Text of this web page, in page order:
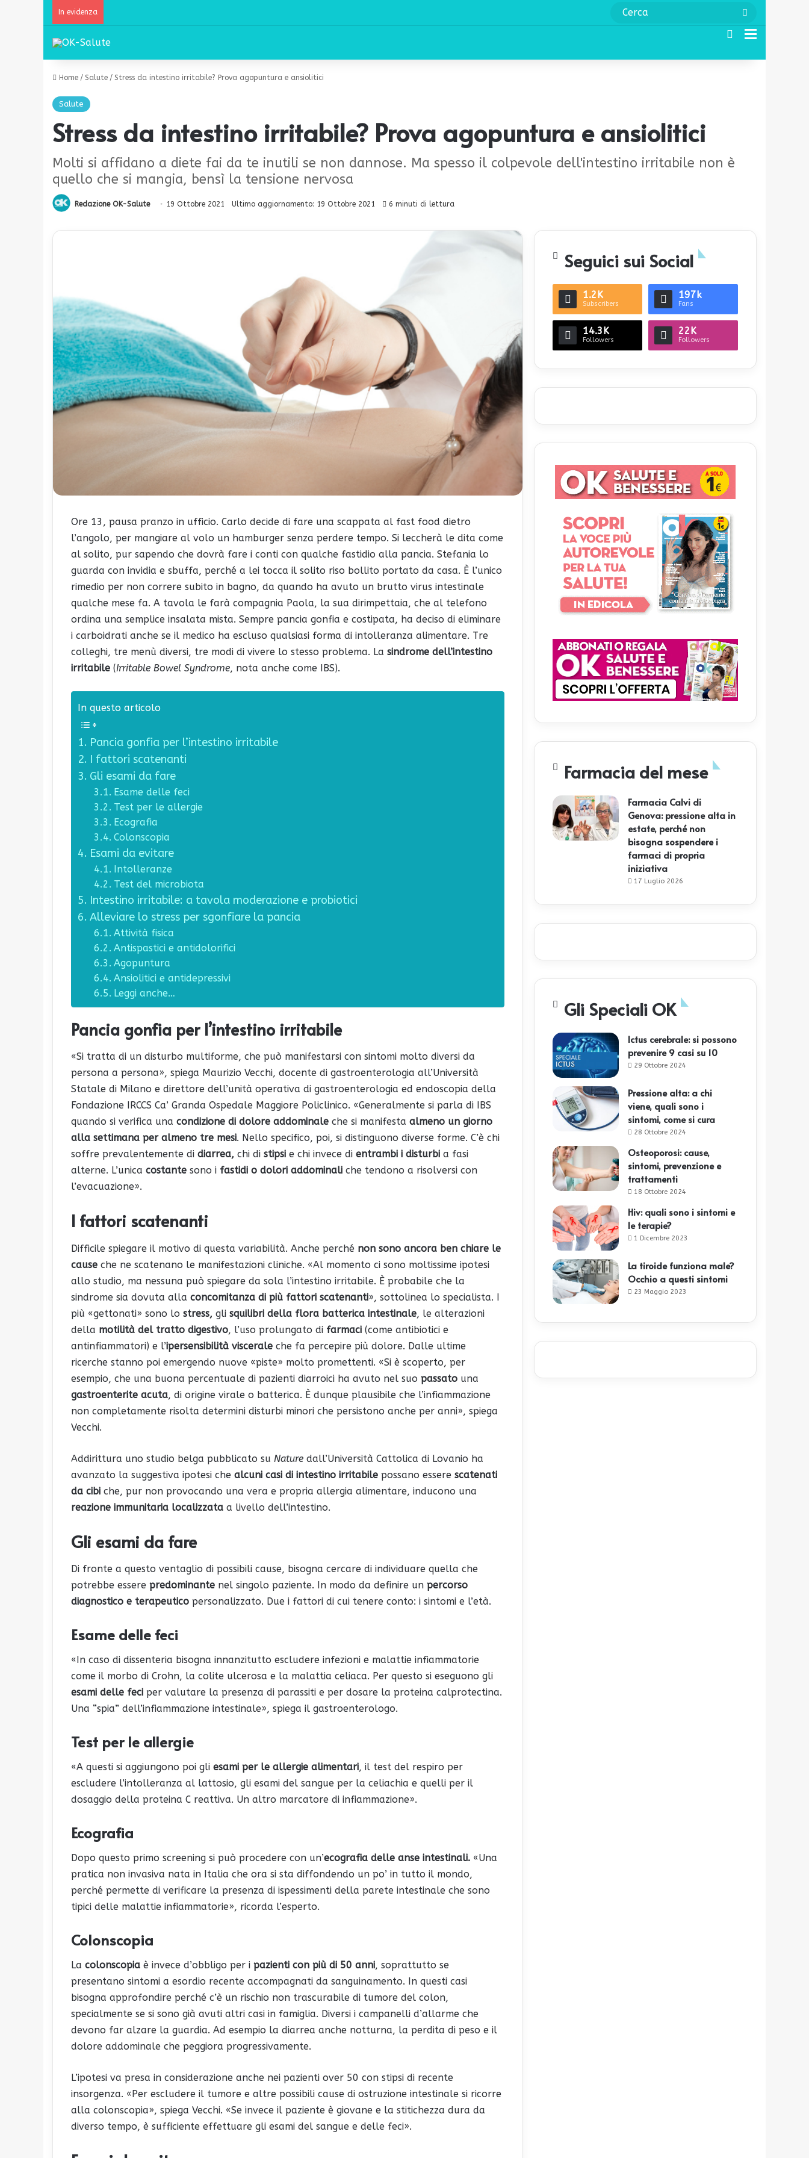
In evidenza
Cerca
Home / Salute / Stress da intestino irritabile? Prova agopuntura e ansiolitici
Salute
Stress da intestino irritabile? Prova agopuntura e ansiolitici
Molti si affidano a diete fai da te inutili se non dannose. Ma spesso il colpevole dell'intestino irritabile non è
quello che si mangia, bensì la tensione nervosa
Redazione OK-Salute 19 Ottobre 2021 Ultimo aggiornamento: 19 Ottobre 2021 6 minuti di lettura
Ore 13, pausa pranzo in ufficio. Carlo decide di fare una scappata al fast food dietro
l’angolo, per mangiare al volo un hamburger senza perdere tempo. Si leccherà le dita come
al solito, pur sapendo che dovrà fare i conti con qualche fastidio alla pancia. Stefania lo
guarda con invidia e sbuffa, perché a lei tocca il solito riso bollito portato da casa. È l’unico
rimedio per non correre subito in bagno, da quando ha avuto un brutto virus intestinale
qualche mese fa. A tavola le farà compagnia Paola, la sua dirimpettaia, che al telefono
ordina una semplice insalata mista. Sempre pancia gonfia e costipata, ha deciso di eliminare
i carboidrati anche se il medico ha escluso qualsiasi forma di intolleranza alimentare. Tre
colleghi, tre menù diversi, tre modi di vivere lo stesso problema. La sindrome dell’intestino
irritabile (Irritable Bowel Syndrome, nota anche come IBS).
In questo articolo
Pancia gonfia per l’intestino irritabile
I fattori scatenanti
Gli esami da fare
Esame delle feci
Test per le allergie
Ecografia
Colonscopia
Esami da evitare
Intolleranze
Test del microbiota
Intestino irritabile: a tavola moderazione e probiotici
Alleviare lo stress per sgonfiare la pancia
Attività fisica
Antispastici e antidolorifici
Agopuntura
Ansiolitici e antidepressivi
Leggi anche…
Pancia gonfia per l’intestino irritabile
«Si tratta di un disturbo multiforme, che può manifestarsi con sintomi molto diversi da
persona a persona», spiega Maurizio Vecchi, docente di gastroenterologia all’Università
Statale di Milano e direttore dell’unità operativa di gastroenterologia ed endoscopia della
Fondazione IRCCS Ca’ Granda Ospedale Maggiore Policlinico. «Generalmente si parla di IBS
quando si verifica una condizione di dolore addominale che si manifesta almeno un giorno
alla settimana per almeno tre mesi. Nello specifico, poi, si distinguono diverse forme. C’è chi
soffre prevalentemente di diarrea, chi di stipsi e chi invece di entrambi i disturbi a fasi
alterne. L’unica costante sono i fastidi o dolori addominali che tendono a risolversi con
l’evacuazione».
I fattori scatenanti
Difficile spiegare il motivo di questa variabilità. Anche perché non sono ancora ben chiare le
cause che ne scatenano le manifestazioni cliniche. «Al momento ci sono moltissime ipotesi
allo studio, ma nessuna può spiegare da sola l’intestino irritabile. È probabile che la
sindrome sia dovuta alla concomitanza di più fattori scatenanti», sottolinea lo specialista. I
più «gettonati» sono lo stress, gli squilibri della flora batterica intestinale, le alterazioni
della motilità del tratto digestivo, l’uso prolungato di farmaci (come antibiotici e
antinfiammatori) e l’ipersensibilità viscerale che fa percepire più dolore. Dalle ultime
ricerche stanno poi emergendo nuove «piste» molto promettenti. «Si è scoperto, per
esempio, che una buona percentuale di pazienti diarroici ha avuto nel suo passato una
gastroenterite acuta, di origine virale o batterica. È dunque plausibile che l’infiammazione
non completamente risolta determini disturbi minori che persistono anche per anni», spiega
Vecchi.
Addirittura uno studio belga pubblicato su Nature dall’Università Cattolica di Lovanio ha
avanzato la suggestiva ipotesi che alcuni casi di intestino irritabile possano essere scatenati
da cibi che, pur non provocando una vera e propria allergia alimentare, inducono una
reazione immunitaria localizzata a livello dell’intestino.
Gli esami da fare
Di fronte a questo ventaglio di possibili cause, bisogna cercare di individuare quella che
potrebbe essere predominante nel singolo paziente. In modo da definire un percorso
diagnostico e terapeutico personalizzato. Due i fattori di cui tenere conto: i sintomi e l’età.
Esame delle feci
«In caso di dissenteria bisogna innanzitutto escludere infezioni e malattie infiammatorie
come il morbo di Crohn, la colite ulcerosa e la malattia celiaca. Per questo si eseguono gli
esami delle feci per valutare la presenza di parassiti e per dosare la proteina calprotectina.
Una “spia” dell’infiammazione intestinale», spiega il gastroenterologo.
Test per le allergie
«A questi si aggiungono poi gli esami per le allergie alimentari, il test del respiro per
escludere l’intolleranza al lattosio, gli esami del sangue per la celiachia e quelli per il
dosaggio della proteina C reattiva. Un altro marcatore di infiammazione».
Ecografia
Dopo questo primo screening si può procedere con un’ecografia delle anse intestinali. «Una
pratica non invasiva nata in Italia che ora si sta diffondendo un po’ in tutto il mondo,
perché permette di verificare la presenza di ispessimenti della parete intestinale che sono
tipici delle malattie infiammatorie», ricorda l’esperto.
Colonscopia
La colonscopia è invece d’obbligo per i pazienti con più di 50 anni, soprattutto se
presentano sintomi a esordio recente accompagnati da sanguinamento. In questi casi
bisogna approfondire perché c’è un rischio non trascurabile di tumore del colon,
specialmente se si sono già avuti altri casi in famiglia. Diversi i campanelli d’allarme che
devono far alzare la guardia. Ad esempio la diarrea anche notturna, la perdita di peso e il
dolore addominale che peggiora progressivamente.
L’ipotesi va presa in considerazione anche nei pazienti over 50 con stipsi di recente
insorgenza. «Per escludere il tumore e altre possibili cause di ostruzione intestinale si ricorre
alla colonscopia», spiega Vecchi. «Se invece il paziente è giovane e la stitichezza dura da
diverso tempo, è sufficiente effettuare gli esami del sangue e delle feci».
Seguici sui Social
1.2K
Subscribers
197k
Fans
14.3K
Followers
22K
Followers
Farmacia del mese
Farmacia Calvi di
Genova: pressione alta in
estate, perché non
bisogna sospendere i
farmaci di propria
iniziativa
17 Luglio 2026
Gli Speciali OK
Ictus cerebrale: si possono
prevenire 9 casi su 10
29 Ottobre 2024
Pressione alta: a chi
viene, quali sono i
sintomi, come si cura
28 Ottobre 2024
Osteoporosi: cause,
sintomi, prevenzione e
trattamenti
18 Ottobre 2024
Hiv: quali sono i sintomi e
le terapie?
1 Dicembre 2023
La tiroide funziona male?
Occhio a questi sintomi
23 Maggio 2023